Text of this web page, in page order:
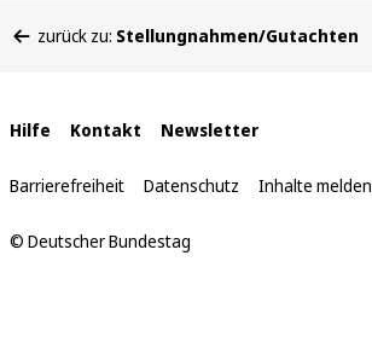
befinden
zurück zu: Stellungnahmen/Gutachten
Interne
Links
Hilfe Kontakt Newsletter
Barrierefreiheit Datenschutz Inhalte melden
© Deutscher Bundestag